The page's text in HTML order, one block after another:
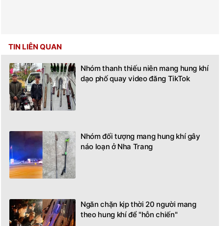
TIN LIÊN QUAN
Nhóm thanh thiếu niên mang hung khí
dạo phố quay video đăng TikTok
Nhóm đối tượng mang hung khí gây
náo loạn ở Nha Trang
Ngăn chặn kịp thời 20 người mang
theo hung khí để "hỗn chiến"